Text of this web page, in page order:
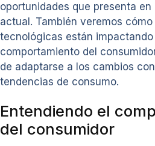
oportunidades que presenta en
actual. También veremos
tecnológicas están impactando
comportamiento del
de adaptarse a los cambios
tendencias de consumo.
Entendiendo el
del consumidor